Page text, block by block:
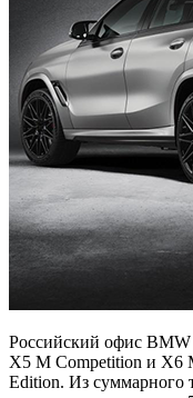
Российский офис BMW
X5 M Competition и X6
Edition. Из суммарного